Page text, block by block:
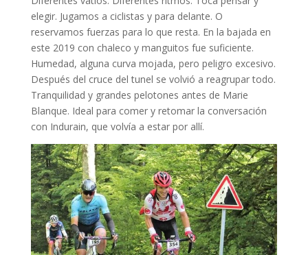
elegir. Jugamos a ciclistas y para delante. O
reservamos fuerzas para lo que resta. En la bajada en
este 2019 con chaleco y manguitos fue suficiente.
Humedad, alguna curva mojada, pero peligro excesivo.
Después del cruce del tunel se volvió a reagrupar todo.
Tranquilidad y grandes pelotones antes de Marie
Blanque. Ideal para comer y retomar la conversación
con Indurain, que volvía a estar por allí.